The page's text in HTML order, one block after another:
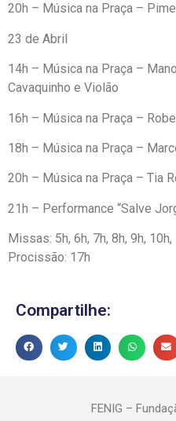
20h – Música na Praça –
23 de Abril
14h – Música na Praça –
Cavaquinho e Violão
16h – Música na Praça –
18h – Música na Praça –
20h – Música na Praça – Tia
21h – Performance “Salve
Missas: 5h, 6h, 7h, 8h, 9h,
Procissão: 17h
Compartilhe:
FENIG –